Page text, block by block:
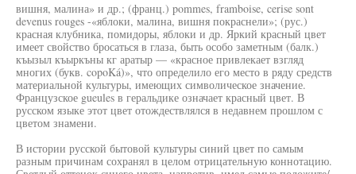
вишня, малина» и др.; (франц.) pommes, framboise, cerise sont
devenus rouges -«яблоки, малина, вишня покраснели»; (рус.)
красная клубника, помидоры, яблоки и др. Яркий красный цвет
имеет свойство бросаться в глаза, быть особо заметным (балк.)
къызыл къыркъны кг аратыр — «красное привлекает взгляд
многих (букв. copoKá)», что определило его место в ряду средств
материальной культуры, имеющих символическое значение.
Французское gueules в геральдике означает красный цвет. В
русском языке этот цвет отождествлялся в недавнем прошлом с
цветом знамени.
В истории русской бытовой культуры синий цвет по самым
разным причинам сохранял в целом отрицательную коннотацию.